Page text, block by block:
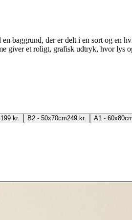
baggrund, der er delt i en sort og en
giver et roligt, grafisk udtryk, hvor lys
199 kr. B2 - 50x70cm249 kr. A1 -